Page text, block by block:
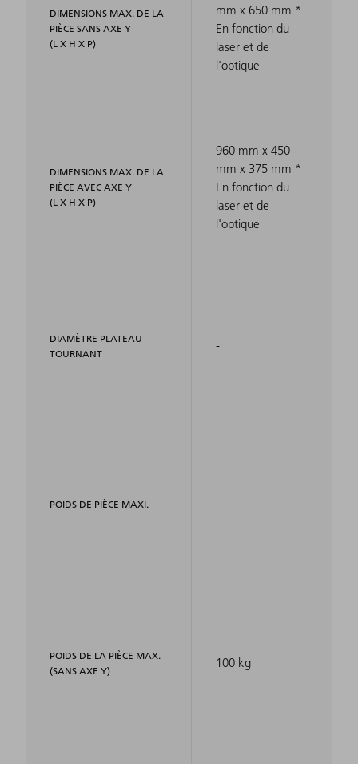
DIMENSIONS MAX. DE LA
PIÈCE SANS AXE Y
(L X H X P)
DIMENSIONS MAX. DE LA
PIÈCE AVEC AXE Y
(L X H X P)
DIAMÈTRE PLATEAU
TOURNANT
POIDS DE PIÈCE MAXI.
POIDS DE LA PIÈCE MAX.
(SANS AXE Y)
mm x 650 mm *
En fonction du
laser et de
l'optique
960 mm x 450
mm x 375 mm *
En fonction du
laser et de
l'optique
-
-
100 kg